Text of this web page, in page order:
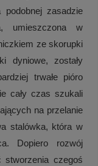
podobnej zasadzie
umieszczona w
ze skorupki
dyniowe, zostały
trwałe pióro
cały czas szukali
na przelanie
stalówka, która w
Dopiero rozwój
stworzenia czegoś